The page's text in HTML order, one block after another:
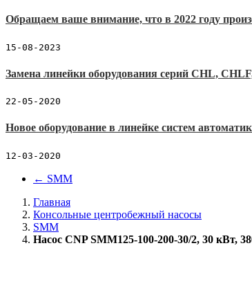
Обращаем ваше внимание, что в 2022 году
15-08-2023
Замена линейки оборудования серий CHL,
22-05-2020
Новое оборудование в линейке систем
12-03-2020
← SMM
Главная
Консольные центробежный насосы
SMM
Насос CNP SMM125-100-200-30/2, 30 кВт,